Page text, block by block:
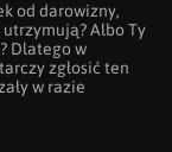
od darowizny,
Albo Ty
Dlatego w
zgłosić ten
w razie